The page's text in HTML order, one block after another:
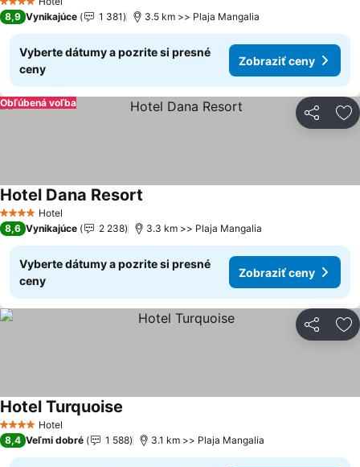
4 Počet hviezdičiek
8,9 Vynikajúce 1 381 3.5 km >> Plaja Mangalia
Vyberte dátumy a pozrite si presné
ceny
Zobraziť ceny
Zdieľať
Obľúbená voľba
4 Počet hviezdičiek
Hotel
Hotel Dana Resort
8,6 Vynikajúce 2 238 3.3 km >> Plaja Mangalia
Vyberte dátumy a pozrite si presné
ceny
Zobraziť ceny
Zdieľať
4 Počet hviezdičiek
Hotel
Hotel Turquoise
8,4 Veľmi dobré 1 588 3.1 km >> Plaja Mangalia